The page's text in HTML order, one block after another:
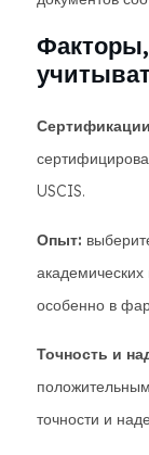
USCIS.
Опыт:
особенно в
Точность и
точности и